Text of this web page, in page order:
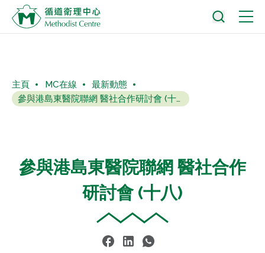
主頁 MC在線
最新動態
參與港島東醫院聯網 醫社合作研討會 (十八)
參與港島東醫院聯網 醫社合作
研討會 (十八)